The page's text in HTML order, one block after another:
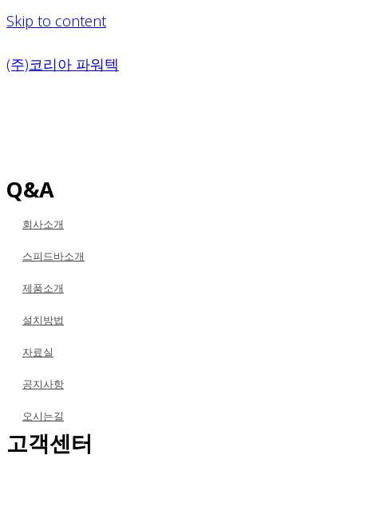
Skip to content
(주)코리아 파워텍
Q&A
회사소개
스피드바소개
제품소개
설치방법
자료실
공지사항
오시는길
고객센터